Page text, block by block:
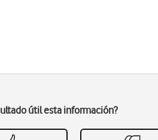
útil esta información?